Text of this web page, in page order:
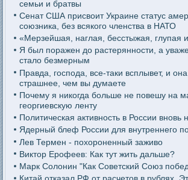
семьи и братвы
Сенат США присвоит Украине статус
союзника, без всякого членства в НАТО
«Мерзейшая, наглая, бесстыжая, глупая
Я был поражен до растерянности, а
стало безмерным
Правда, господа, все-таки всплывет, и
страшнее, чем вы думаете
Почему я никогда больше не повешу на
георгиевскую ленту
Политическая активность в России вновь
Ядерный блеф России для внутреннего
Лев Термен - похороненный заживо
Виктор Ерофеев: Как тут жить дальше?
Марк Солонин "Как Советский Союз